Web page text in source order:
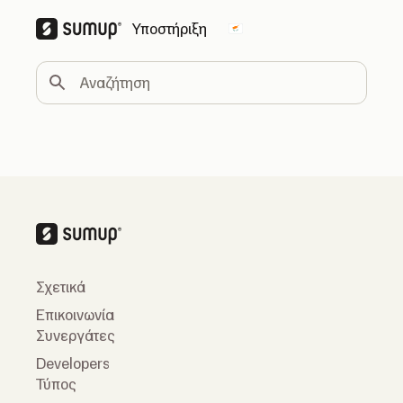
Υποστήριξη Change country
Αναζήτηση
Σχετικά
Επικοινωνία
Συνεργάτες
Developers
Τύπος